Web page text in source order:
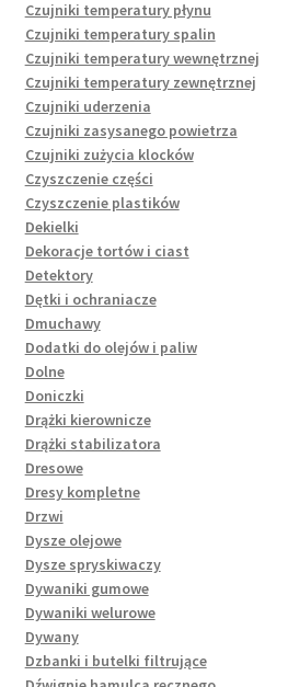
Czujniki temperatury płynu
Czujniki temperatury spalin
Czujniki temperatury wewnętrznej
Czujniki temperatury zewnętrznej
Czujniki uderzenia
Czujniki zasysanego powietrza
Czujniki zużycia klocków
Czyszczenie części
Czyszczenie plastików
Dekielki
Dekoracje tortów i ciast
Detektory
Dętki i ochraniacze
Dmuchawy
Dodatki do olejów i paliw
Dolne
Doniczki
Drążki kierownicze
Drążki stabilizatora
Dresowe
Dresy kompletne
Drzwi
Dysze olejowe
Dysze spryskiwaczy
Dywaniki gumowe
Dywaniki welurowe
Dywany
Dzbanki i butelki filtrujące